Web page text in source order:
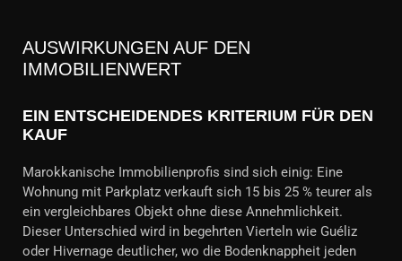
AUSWIRKUNGEN AUF DEN
IMMOBILIENWERT
EIN ENTSCHEIDENDES KRITERIUM FÜR DEN
KAUF
Marokkanische Immobilienprofis sind sich einig: Eine
Wohnung mit Parkplatz verkauft sich 15 bis 25 % teurer als
ein vergleichbares Objekt ohne diese Annehmlichkeit.
Dieser Unterschied wird in begehrten Vierteln wie Guéliz
oder Hivernage deutlicher, wo die Bodenknappheit jeden